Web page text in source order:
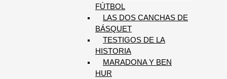
FÚTBOL
LAS DOS CANCHAS DE
BÁSQUET
TESTIGOS DE LA
HISTORIA
MARADONA Y BEN
HUR